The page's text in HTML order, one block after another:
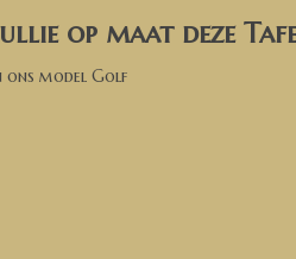
op maat deze
ons model Golf